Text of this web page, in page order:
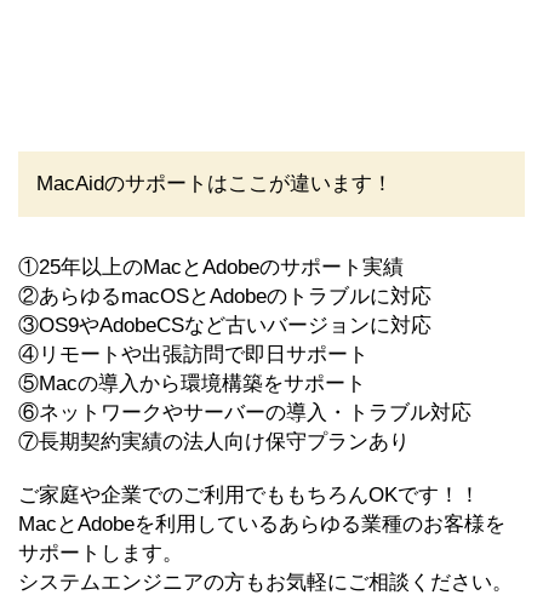
MacAidのサポートはここが違います！
①25年以上のMacとAdobeのサポート実績
②あらゆるmacOSとAdobeのトラブルに対応
③OS9やAdobeCSなど古いバージョンに対応
④リモートや出張訪問で即日サポート
⑤Macの導入から環境構築をサポート
⑥ネットワークやサーバーの導入・トラブル対応
⑦長期契約実績の法人向け保守プランあり
ご家庭や企業でのご利用でももちろんOKです！！
MacとAdobeを利用しているあらゆる業種のお客様を
サポートします。
システムエンジニアの方もお気軽にご相談ください。